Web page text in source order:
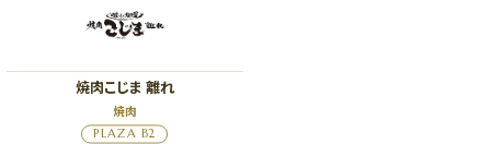
焼肉こじま 離れ
焼肉
PLAZA B2